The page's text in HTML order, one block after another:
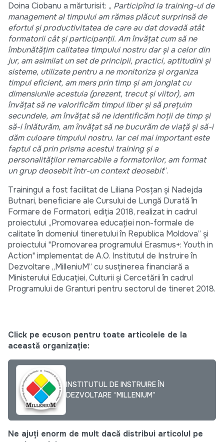
Doina Ciobanu a mărturisit: ,, Participînd la training-ul de
management al timpului am rămas plăcut surprinsă de
efortul şi productivitatea de care au dat dovadă atât
formatorii cât şi participanţii. Am învăţat cum să ne
îmbunătăţim calitatea timpului nostru dar şi a celor din
jur, am asimilat un set de principii, practici, aptitudini şi
sisteme, utilizate pentru a ne monitoriza şi organiza
timpul eficient, am mers prin timp şi am jonglat cu
dimensiunile acestuia (prezent, trecut şi viitor), am
învăţat să ne valorificăm timpul liber şi să preţuim
secundele, am învăţat să ne identificăm hoţii de timp şi
să-i înlăturăm, am învăţat să ne bucurăm de viaţă şi să-i
dăm culoare timpului nostru. Iar cel mai important este
faptul că prin prisma acestui training şi a
personalităţilor remarcabile a formatorilor, am format
un grup deosebit într-un context deosebit”.
Trainingul a fost facilitat de Liliana Posțan și Nadejda
Butnari, beneficiare ale Cursului de Lungă Durată în
Formare de Formatori, ediția 2018, realizat in cadrul
proiectului „Promovarea educaţiei non-formale de
calitate în domeniul tineretului în Republica Moldova” și
proiectului "Promovarea programului Erasmus+: Youth in
Action" implementat de A.O. Institutul de Instruire în
Dezvoltare „MilleniuM” cu susţinerea financiară a
Ministerului Educaţiei, Culturii şi Cercetării în cadrul
Programului de Granturi pentru sectorul de tineret 2018.
Click pe ecuson pentru toate articolele de la
această organizație:
INSTITUTUL DE INSTRUIRE ÎN
DEZVOLTARE “MILLENIUM”
Ne ajuți enorm de mult dacă distribui articolul pe